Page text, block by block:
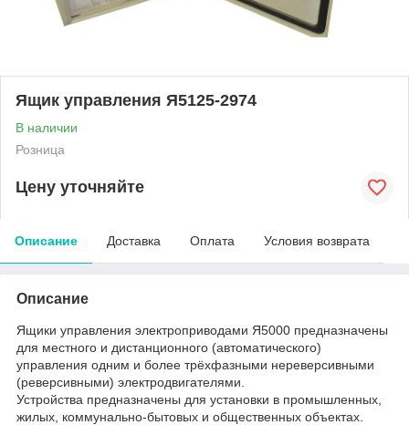
Ящик управления Я5125-2974
В наличии
Розница
Цену уточняйте
Описание Доставка Оплата Условия возврата
Описание
Ящики управления электроприводами Я5000 предназначены
для местного и дистанционного (автоматического)
управления одним и более трёхфазными нереверсивными
(реверсивными) электродвигателями.
Устройства предназначены для установки в промышленных,
жилых, коммунально-бытовых и общественных объектах.